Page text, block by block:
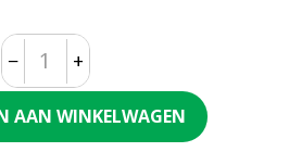
Quantity
− +
AAN WINKELWAGEN